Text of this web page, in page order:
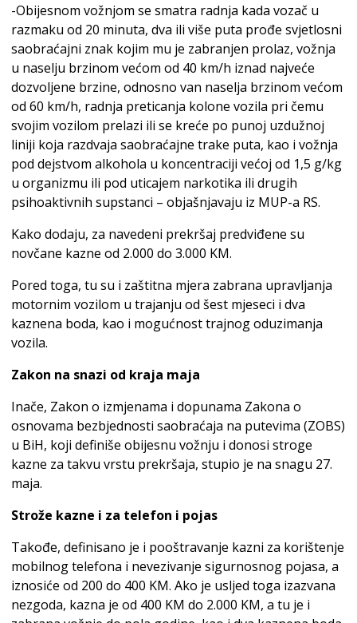
-Obijesnom vožnjom se smatra radnja kada vozač u
razmaku od 20 minuta, dva ili više puta prođe svjetlosni
saobraćajni znak kojim mu je zabranjen prolaz, vožnja
u naselju brzinom većom od 40 km/h iznad najveće
dozvoljene brzine, odnosno van naselja brzinom većom
od 60 km/h, radnja preticanja kolone vozila pri čemu
svojim vozilom prelazi ili se kreće po punoj uzdužnoj
liniji koja razdvaja saobraćajne trake puta, kao i vožnja
pod dejstvom alkohola u koncentraciji većoj od 1,5 g/kg
u organizmu ili pod uticajem narkotika ili drugih
psihoaktivnih supstanci – objašnjavaju iz MUP-a RS.
Kako dodaju, za navedeni prekršaj predviđene su
novčane kazne od 2.000 do 3.000 KM.
Pored toga, tu su i zaštitna mjera zabrana upravljanja
motornim vozilom u trajanju od šest mjeseci i dva
kaznena boda, kao i mogućnost trajnog oduzimanja
vozila.
Zakon na snazi od kraja maja
Inače, Zakon o izmjenama i dopunama Zakona o
osnovama bezbjednosti saobraćaja na putevima (ZOBS)
u BiH, koji definiše obijesnu vožnju i donosi stroge
kazne za takvu vrstu prekršaja, stupio je na snagu 27.
maja.
Strože kazne i za telefon i pojas
Takođe, definisano je i pooštravanje kazni za korištenje
mobilnog telefona i nevezivanje sigurnosnog pojasa, a
iznosiće od 200 do 400 KM. Ako je usljed toga izazvana
nezgoda, kazna je od 400 KM do 2.000 KM, a tu je i